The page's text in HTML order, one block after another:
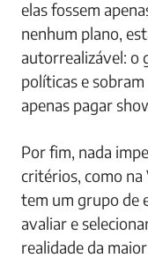
elas fossem
nenhum plano,
autorrealizável: o
políticas e
apenas pagar
Por fim, nada
critérios, como na
tem um grupo de
avaliar e
realidade da